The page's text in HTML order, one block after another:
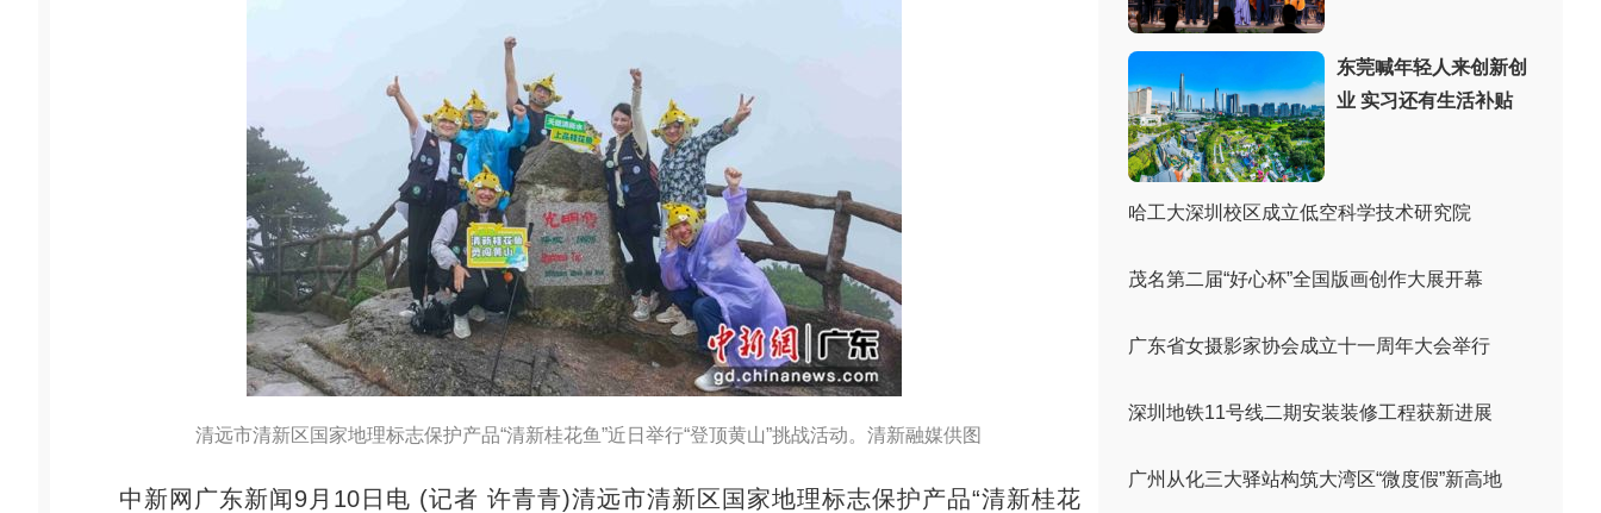
清远市清新区国家地理标志保护产品“清新桂花鱼”近日举行“登顶黄山”挑战活动。清新融媒供图
​中新网广东新闻9月10日电 (记者 许青青)清远市清新区国家地理标志保护产品“清新桂花
东莞喊年轻人来创新创
业 实习还有生活补贴
哈工大深圳校区成立低空科学技术研究院
茂名第二届“好心杯”全国版画创作大展开幕
广东省女摄影家协会成立十一周年大会举行
深圳地铁11号线二期安装装修工程获新进展
广州从化三大驿站构筑大湾区“微度假”新高地